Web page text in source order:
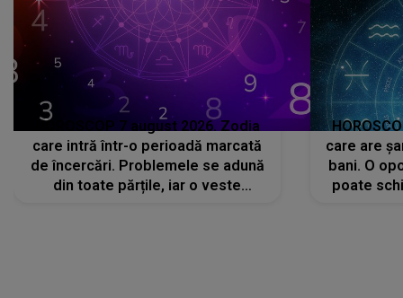
HOROSCOP 7 august 2026. Zodia
care intră într-o perioadă marcată
de încercări. Problemele se adună
din toate părțile, iar o veste
care are
bani. O
poate